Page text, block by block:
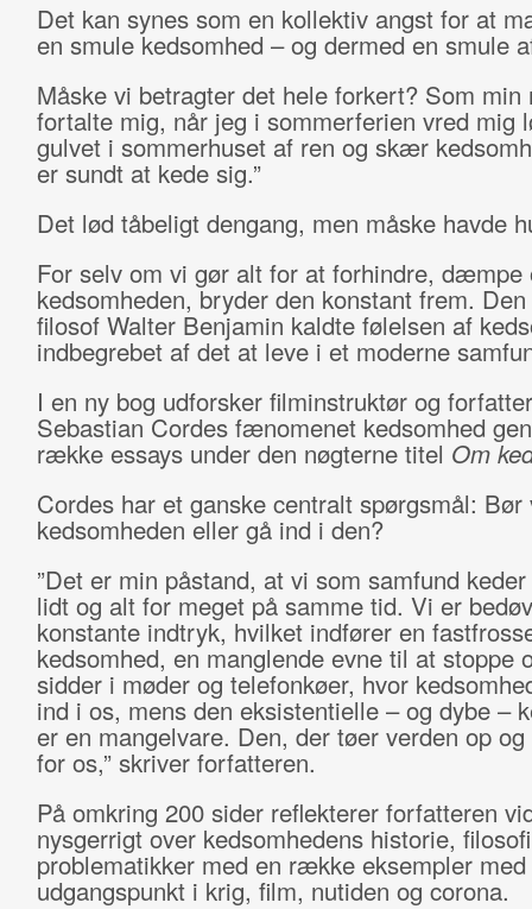
Det kan synes som en kollektiv angst for at
en smule kedsomhed – og dermed en smule
Måske vi betragter det hele forkert? Som min
fortalte mig, når jeg i sommerferien vred mig
gulvet i sommerhuset af ren og skær
er sundt at kede sig.”
Det lød tåbeligt dengang, men måske havde
For selv om vi gør alt for at forhindre,
kedsomheden, bryder den konstant frem.
filosof Walter Benjamin kaldte følelsen af
indbegrebet af det at leve i et moderne
I en ny bog udforsker filminstruktør og forfatter
Sebastian Cordes fænomenet kedsomhed
række essays under den nøgterne titel Om
Cordes har et ganske centralt spørgsmål: Bør
kedsomheden eller gå ind i den?
”Det er min påstand, at vi som samfund
lidt og alt for meget på samme tid. Vi er
konstante indtryk, hvilket indfører en
kedsomhed, en manglende evne til at stoppe
sidder i møder og telefonkøer, hvor
ind i os, mens den eksistentielle – og dybe –
er en mangelvare. Den, der tøer verden op
for os,” skriver forfatteren.
På omkring 200 sider reflekterer forfatteren
nysgerrigt over kedsomhedens historie,
problematikker med en række eksempler med
udgangspunkt i krig, film, nutiden og corona.